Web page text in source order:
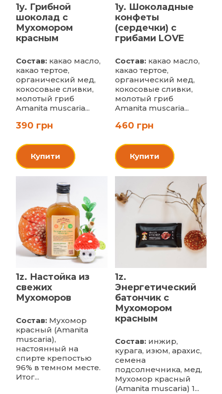
1y. Грибной
шоколад с
Мухомором
красным
Состав: какао масло,
какао тертое,
органический мед,
кокосовые сливки,
молотый гриб
Amanita muscaria...
390 грн
Купити
1y. Шоколадные
конфеты
(сердечки) с
грибами LOVE
Состав: какао масло,
какао тертое,
органический мед,
кокосовые сливки,
молотый гриб
Amanita muscaria...
460 грн
Купити
1z. Настойка из
свежих
Мухоморов
Состав: Мухомор
красный (Amanita
muscaria),
настоянный на
спирте крепостью
96% в темном месте.
Итог...
1z.
Энергетический
батончик с
Мухомором
красным
Состав:инжир,
курага, изюм, арахис,
семена
подсолнечника, мед,
Мухомор красный
(Amanita muscaria) 1...